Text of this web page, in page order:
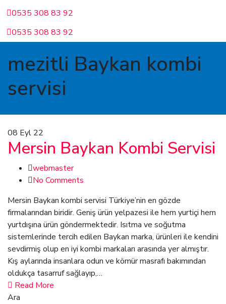
0535 308 83 92
0535 308 83 92
mezitli Baykan kombi
servisi
08 Eyl 22
Mersin Baykan Kombi Servisi
webmaster
No Comments
Mersin Baykan kombi servisi Türkiye’nin en gözde
firmalarından biridir. Geniş ürün yelpazesi ile hem yurtiçi hem
yurtdışına ürün göndermektedir. Isıtma ve soğutma
sistemlerinde tercih edilen Baykan marka, ürünleri ile kendini
sevdirmiş olup en iyi kombi markaları arasında yer almıştır.
Kış aylarında insanlara odun ve kömür masrafı bakımından
oldukça tasarruf sağlayıp,…
Read More
Ara